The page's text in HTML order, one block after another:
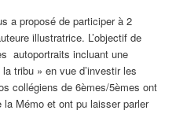
a proposé de participer à 2
illustratrice. L’objectif de
autoportraits incluant une
tribu » en vue d’investir les
collégiens de 6èmes/5èmes ont
Mémo et ont pu laisser parler